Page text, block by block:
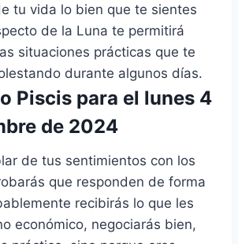
tu vida lo bien que te sientes
de la Luna te permitirá
situaciones prácticas que te
durante algunos días.
Piscis para el lunes 4
de 2024
de tus sentimientos con los
que responden de forma
recibirás lo que les
económico, negociarás bien,